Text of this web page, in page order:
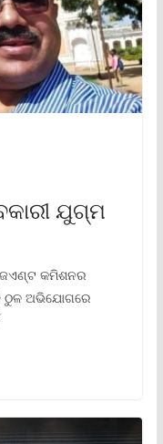
ଯୁଗ୍ମ
କମିଶନର
ଠୁଳ ଅଭିଯୋଗରେ